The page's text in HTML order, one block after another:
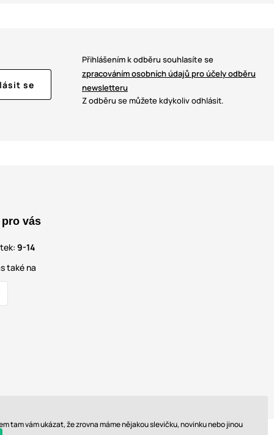
se
Přihlášením k odběru souhlasíte se
zpracováním osobních údajů pro účely odběru
newsletteru
Z odběru se můžete kdykoliv odhlásit.
vás
9-14
také na
tam vám ukázat, že zrovna máme nějakou slevičku, novinku nebo jinou